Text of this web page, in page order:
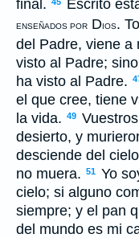
final.
Escrito
ENSEÑADOS POR DIOS.
del Padre, viene a
visto al Padre;
ha visto al Padre.
el que cree, tiene
la vida. 49
desierto, y
desciende del
no muera. 51 Yo
cielo; si alguno
siempre; y el pan
del mundo es mi